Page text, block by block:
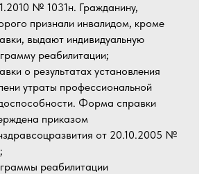
№ 1031н. Гражданину,
признали инвалидом, кроме
выдают индивидуальную
реабилитации;
о результатах установления
утраты профессиональной
Форма справки
приказом
от 20.10.2005 №
реабилитации